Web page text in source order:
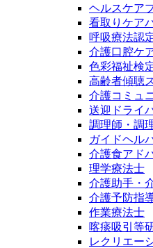
ヘルスケア
看取りケア
呼吸療法認
介護口腔ケ
色彩福祉検
高齢者傾聴
介護コミュ
送迎ドライ
調理師・調
ガイドヘル
介護食アド
理学療法士
介護助手・
介護予防指
作業療法士
喀痰吸引等
レクリエー